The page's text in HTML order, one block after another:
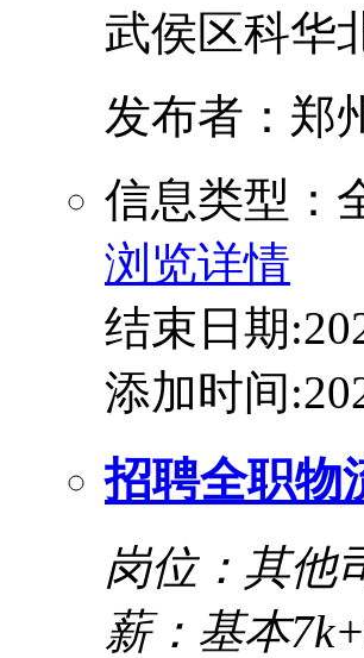
武侯区科华
发布者：郑
信息类型：
浏览详情
结束日期
添加时间
招聘全职物
岗位：其他
薪：基本